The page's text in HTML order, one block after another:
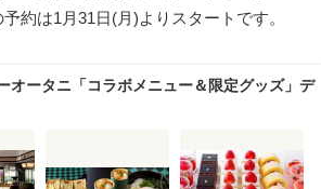
約は1月31日(月)よりスタートです。
オータニ「コラボメニュー＆限定グッズ」デ